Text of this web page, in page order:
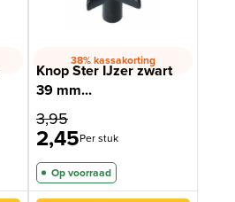
38% kassakorting
Knop Ster IJzer zwart
39 mm...
3,95
2,45Per stuk
Op voorraad